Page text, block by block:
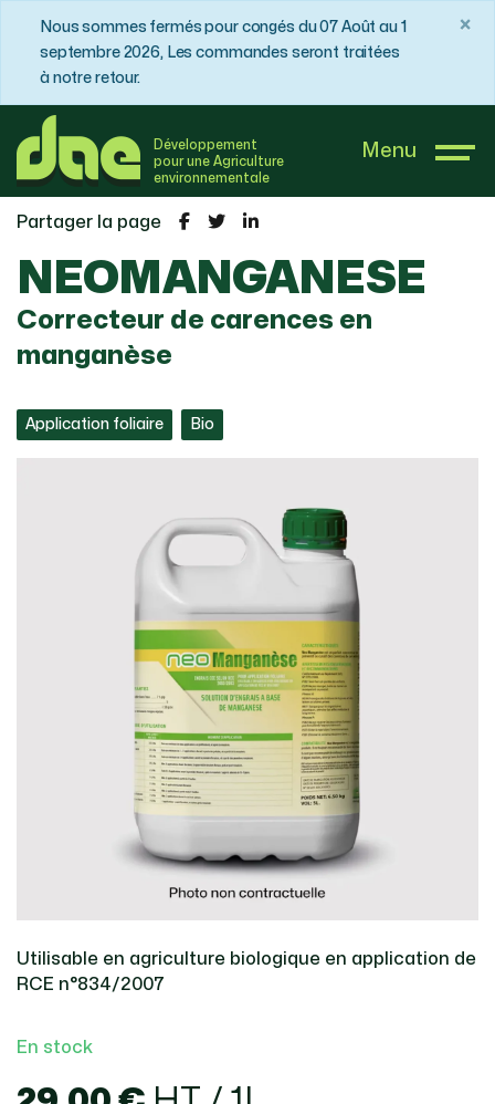
Nous sommes fermés pour congés du 07 Août au 1
septembre 2026, Les commandes seront traitées
à notre retour.
×
Développement
pour une Agriculture
environnementale
Menu
DAE France
NEOMANGANESE
Partager la page
NEOMANGANESE
Correcteur de carences en
manganèse
Application foliaire Bio
Utilisable en agriculture biologique en application de
RCE n°834/2007
En stock